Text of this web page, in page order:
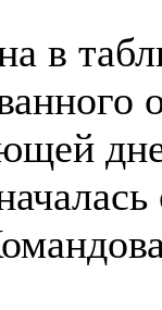
в